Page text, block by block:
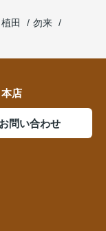
植田
勿来
店
問い合わせ